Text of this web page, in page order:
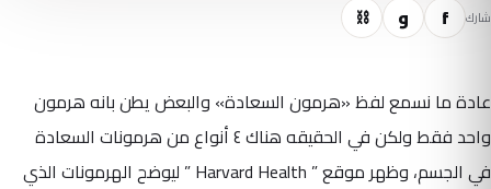
شارك f و ⛓
عادة ما نسمع لفظ «هرمون السعادة» والبعض يطن بانه هرمون
واحد فقط ولكن في الحقيقه هناك ٤ أنواع من هرمونات السعادة
في الجسم، وظهر موقع ” Harvard Health ” ليوضح الهرمونات الذي